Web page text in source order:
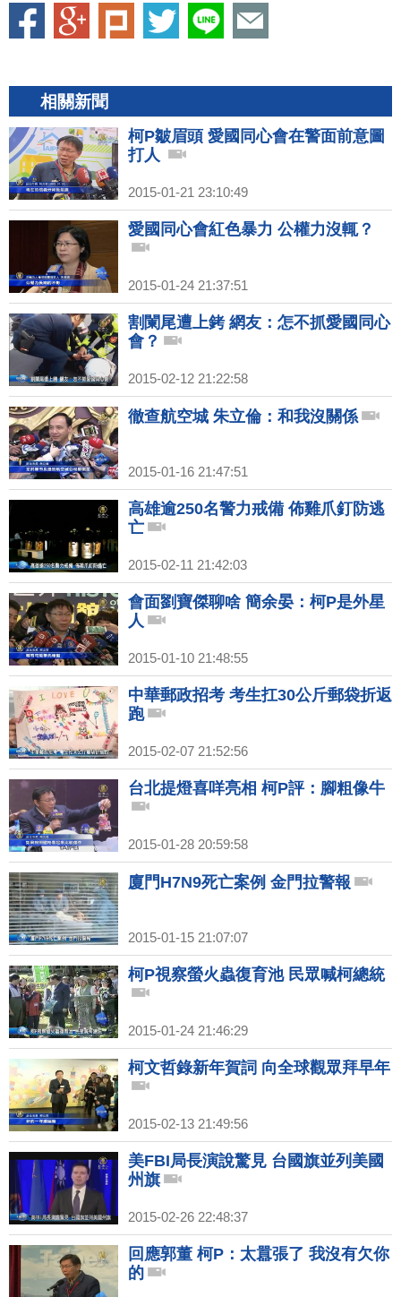
相關新聞
柯P皺眉頭 愛國同心會在警面前意圖
打人
2015-01-21 23:10:49
愛國同心會紅色暴力 公權力沒輒？
2015-01-24 21:37:51
割闌尾遭上銬 網友：怎不抓愛國同心
會？
2015-02-12 21:22:58
徹查航空城 朱立倫：和我沒關係
2015-01-16 21:47:51
高雄逾250名警力戒備 佈雞爪釘防逃
亡
2015-02-11 21:42:03
會面劉寶傑聊啥 簡余晏：柯P是外星
人
2015-01-10 21:48:55
中華郵政招考 考生扛30公斤郵袋折返
跑
2015-02-07 21:52:56
台北提燈喜咩亮相 柯P評：腳粗像牛
2015-01-28 20:59:58
廈門H7N9死亡案例 金門拉警報
2015-01-15 21:07:07
柯P視察螢火蟲復育池 民眾喊柯總統
2015-01-24 21:46:29
柯文哲錄新年賀詞 向全球觀眾拜早年
2015-02-13 21:49:56
美FBI局長演說驚見 台國旗並列美國
州旗
2015-02-26 22:48:37
回應郭董 柯P：太囂張了 我沒有欠你
的